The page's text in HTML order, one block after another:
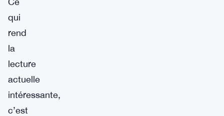
qui
rend
la
lecture
actuelle
intéressante,
c’est